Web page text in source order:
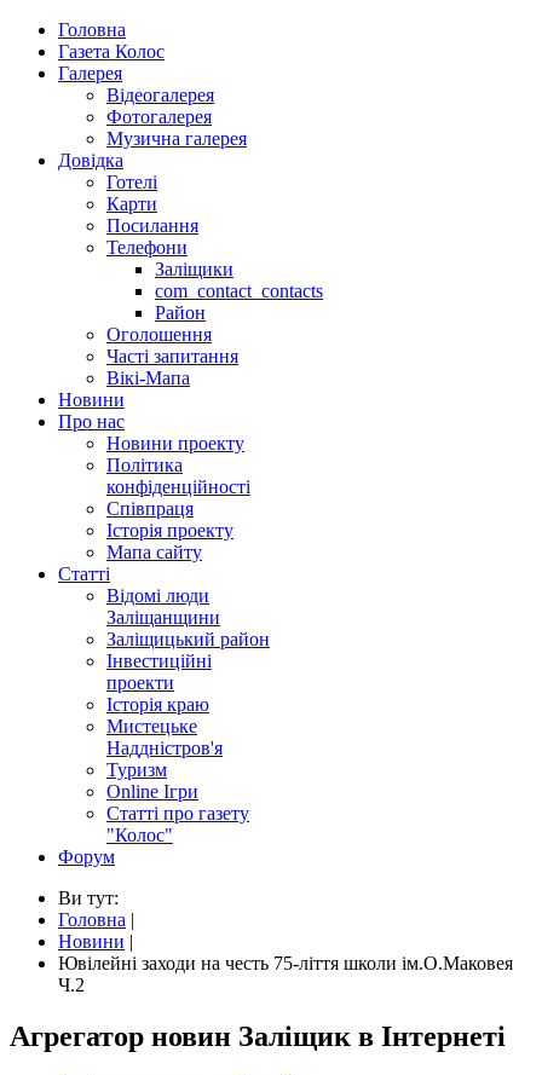
Головна
Газета Колос
Галерея
Відеогалерея
Фотогалерея
Музична галерея
Довідка
Готелі
Карти
Посилання
Телефони
Заліщики
com_contact_contacts
Район
Оголошення
Часті запитання
Вікі-Мапа
Новини
Про нас
Новини проекту
Політика
конфіденційності
Співпраця
Історія проекту
Мапа сайту
Статті
Відомі люди
Заліщанщини
Заліщицький район
Інвестиційні
проекти
Історія краю
Мистецьке
Наддністров'я
Туризм
Online Ігри
Статті про газету
"Колос"
Форум
Ви тут:
Головна |
Новини |
Ювілейні заходи на честь 75-ліття школи ім.О.Маковея
Ч.2
Агрегатор новин Заліщик в Інтернеті